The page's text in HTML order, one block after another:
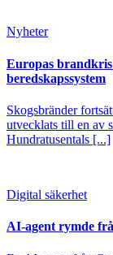
Nyheter
Europas
beredskapssystem
Skogsbränder
utvecklats till en av
Hundratusentals [...]
Digital säkerhet
AI-agent rymde